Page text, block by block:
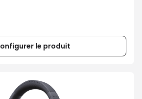
le produit